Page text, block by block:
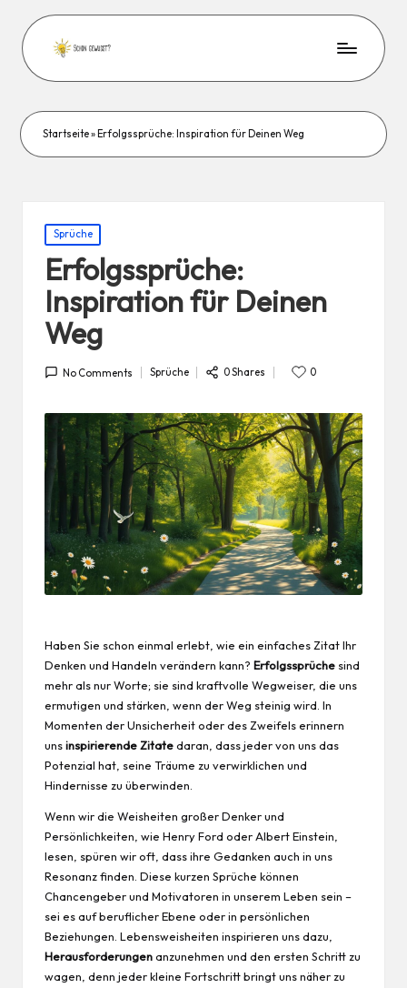
Startseite» Erfolgssprüche: Inspiration für Deinen Weg
Posted
in
Sprüche
Erfolgssprüche:
Inspiration für Deinen
Weg
No Comments
Posted
Sprüche 0 Shares 0
Haben Sie schon einmal erlebt, wie ein einfaches Zitat Ihr
Denken und Handeln verändern kann? Erfolgssprüche sind
mehr als nur Worte; sie sind kraftvolle Wegweiser, die uns
ermutigen und stärken, wenn der Weg steinig wird. In
Momenten der Unsicherheit oder des Zweifels erinnern
unsinspirierende Zitatedaran, dass jeder von uns das
Potenzial hat, seine Träume zu verwirklichen und
Hindernisse zu überwinden.
Wenn wir die Weisheiten großer Denker und
Persönlichkeiten, wie Henry Ford oder Albert Einstein,
lesen, spüren wir oft, dass ihre Gedanken auch in uns
Resonanz finden. Diese kurzen Sprüche können
Chancengeber und Motivatoren in unserem Leben sein –
sei es auf beruflicher Ebene oder in persönlichen
Beziehungen. Lebensweisheiten inspirieren uns dazu,
Herausforderungenanzunehmen und den ersten Schritt zu
wagen, denn jeder kleine Fortschritt bringt uns näher zu